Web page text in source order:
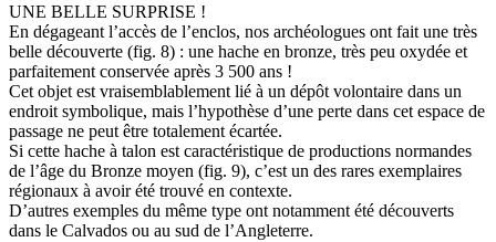
UNE BELLE SURPRISE !
En dégageant l’accès de l’enclos, nos archéologues ont fait une très
belle découverte (fig. 8) : une hache en bronze, très peu oxydée et
parfaitement conservée après 3 500 ans !
Cet objet est vraisemblablement lié à un dépôt volontaire dans un
endroit symbolique, mais l’hypothèse d’une perte dans cet espace de
passage ne peut être totalement écartée.
Si cette hache à talon est caractéristique de productions normandes
de l’âge du Bronze moyen (fig. 9), c’est un des rares exemplaires
régionaux à avoir été trouvé en contexte.
D’autres exemples du même type ont notamment été découverts
dans le Calvados ou au sud de l’Angleterre.